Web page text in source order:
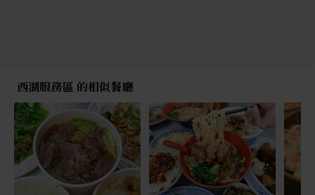
西湖服務區 的相似餐廳